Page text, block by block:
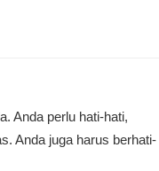
Anda perlu hati-hati,
Anda juga harus berhati-